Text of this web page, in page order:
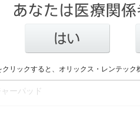
ーパッド
クリックすると、オリックス・レンテック